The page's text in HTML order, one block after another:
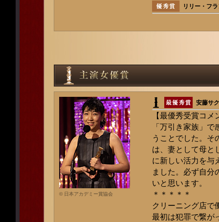
リリー・フ
© 日本アカデミー賞協会
安藤サ
【最優秀受賞コメ
「万引き家族」
うことでした。そ
は、妻として母と
に新しい活力を与
ました。必ず自分
いと思います。
＊＊＊＊＊
クリーニング店で
最初は犯罪で繋が